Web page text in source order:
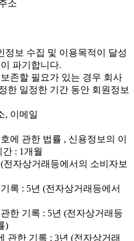
소
정보 수집 및 이용목적이 달성
파기합니다.
존할 필요가 있는 경우 회사
한 일정한 기간 동안 회원정보
, 이메일
에 관한 법률 , 신용정보의 이
: 1개월
자상거래등에서의 소비자보
록 : 5년 (전자상거래등에서
한 기록 : 5년 (전자상거래등
)
관한 기록 : 3년 (전자상거래